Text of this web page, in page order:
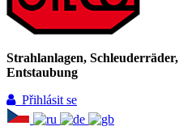
Strahlanlagen, Schleuderräder,
Entstaubung
Přihlásit se